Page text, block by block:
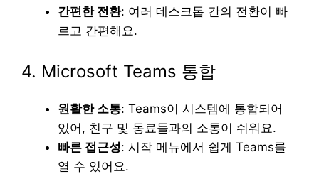
간편한 전환: 여러 데스크톱 간의 전환이 빠
르고 간편해요.
4. Microsoft Teams 통합
원활한 소통: Teams이 시스템에 통합되어
있어, 친구 및 동료들과의 소통이 쉬워요.
빠른 접근성: 시작 메뉴에서 쉽게 Teams를
열 수 있어요.